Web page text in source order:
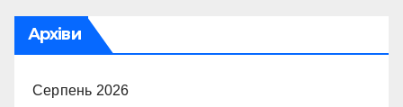
Архіви
Серпень 2026